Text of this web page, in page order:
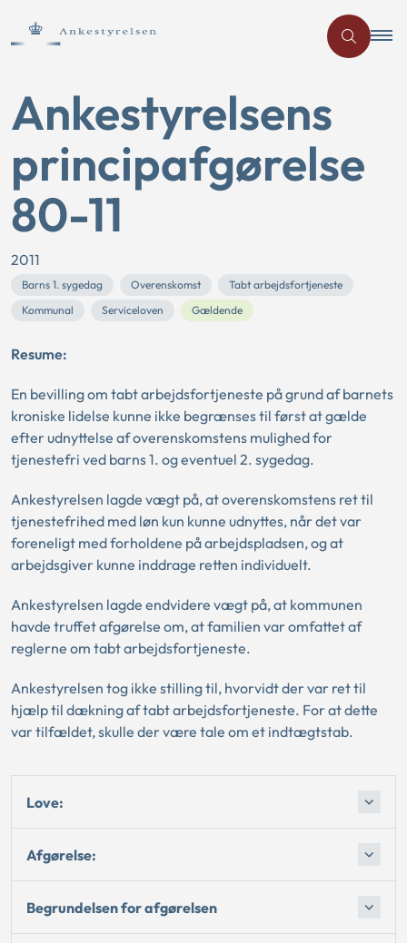
Ankestyrelsens
principafgørelse
80-11
2011
Barns 1. sygedag Overenskomst
Tabt arbejdsfortjeneste
Kommunal
Serviceloven Gældende
Resume:
En bevilling om tabt arbejdsfortjeneste på grund af barnets
kroniske lidelse kunne ikke begrænses til først at gælde
efter udnyttelse af overenskomstens mulighed for
tjenestefri ved barns 1. og eventuel 2. sygedag.
Ankestyrelsen lagde vægt på, at overenskomstens ret til
tjenestefrihed med løn kun kunne udnyttes, når det var
foreneligt med forholdene på arbejdspladsen, og at
arbejdsgiver kunne inddrage retten individuelt.
Ankestyrelsen lagde endvidere vægt på, at kommunen
havde truffet afgørelse om, at familien var omfattet af
reglerne om tabt arbejdsfortjeneste.
Ankestyrelsen tog ikke stilling til, hvorvidt der var ret til
hjælp til dækning af tabt arbejdsfortjeneste. For at dette
var tilfældet, skulle der være tale om et indtægtstab.
Love:
Afgørelse:
Begrundelsen for afgørelsen